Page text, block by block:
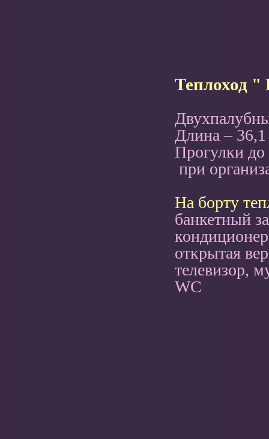
Теплоход "
Длина –
Прогулки до
при
На борту
банкетный
открытая
телевизор,
WC